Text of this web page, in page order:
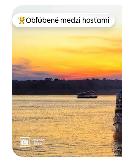
Najobľúbenejšie medzi hosťami
Obľúbené medzi hosťami